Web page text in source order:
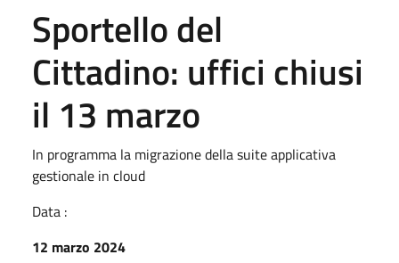
Sportello del
Cittadino: uffici chiusi
il 13 marzo
In programma la migrazione della suite applicativa
gestionale in cloud
Data :
12 marzo 2024